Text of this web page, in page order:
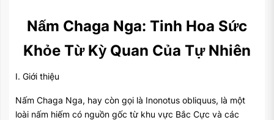
Nấm Chaga Nga: Tinh Hoa Sức
Khỏe Từ Kỳ Quan Của Tự Nhiên
I. Giới thiệu
Nấm Chaga Nga, hay còn gọi là Inonotus obliquus, là một
loài nấm hiếm có nguồn gốc từ khu vực Bắc Cực và các